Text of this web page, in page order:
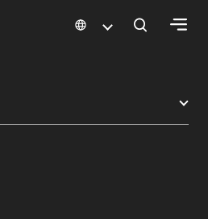
餐饮指南：餐厅和美食 | 樟宜机场